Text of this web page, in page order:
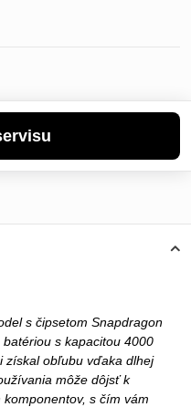
s čipsetom Snapdragon
s kapacitou 4000
získal obľubu vďaka dlhej
môže dôjsť k
s čím vám